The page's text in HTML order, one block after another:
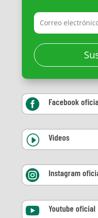
 Facebook
I Videos
 Instagram
 Youtube oficial